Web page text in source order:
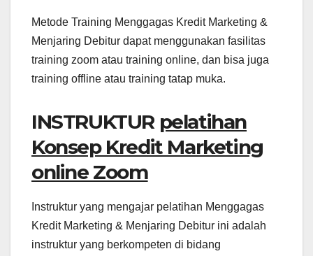
Metode Training Menggagas Kredit Marketing &
Menjaring Debitur dapat menggunakan fasilitas
training zoom atau training online, dan bisa juga
training offline atau training tatap muka.
INSTRUKTUR pelatihan
Konsep Kredit Marketing
online Zoom
Instruktur yang mengajar pelatihan Menggagas
Kredit Marketing & Menjaring Debitur ini adalah
instruktur yang berkompeten di bidang